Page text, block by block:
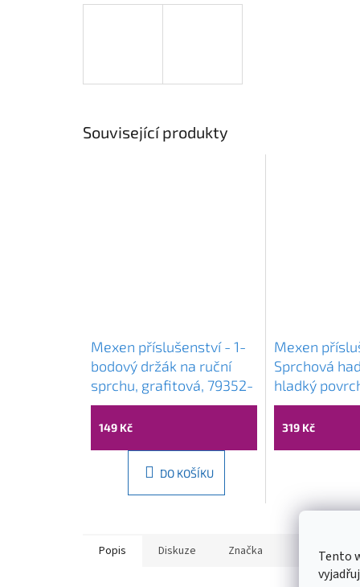
Tento
Související produkty
Mexen příslušenství - 1-
bodový držák na ruční
sprchu, grafitová, 79352-
66
149 Kč
DO KOŠÍKU
Mexen
Sprchová
hladký
79450-66
319 Kč
Popis Diskuze Značka